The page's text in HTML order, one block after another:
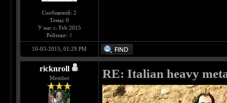
Сообщений: 2
Темы: 0
У нас с: Feb 2015
Рейтинг: 0
10-03-2015, 01:29 PM
ricknroll
Member RE: Italian heavy